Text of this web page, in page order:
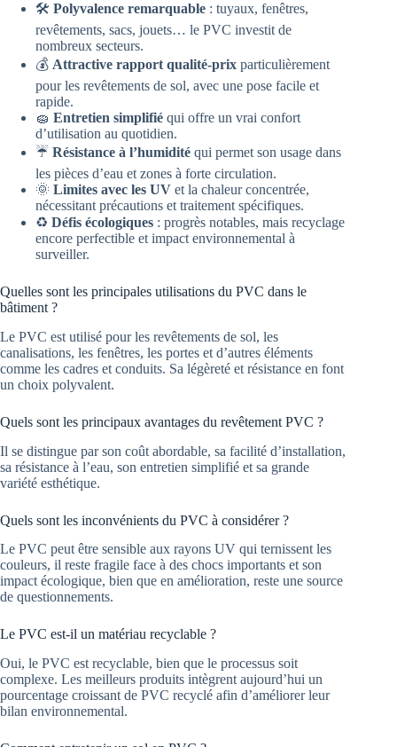
🛠️ Polyvalence remarquable : tuyaux, fenêtres,
revêtements, sacs, jouets… le PVC investit de
nombreux secteurs.
💰 Attractive rapport qualité-prix particulièrement
pour les revêtements de sol, avec une pose facile et
rapide.
🧽 Entretien simplifié qui offre un vrai confort
d’utilisation au quotidien.
☔ Résistance à l’humidité qui permet son usage dans
les pièces d’eau et zones à forte circulation.
🌞 Limites avec les UV et la chaleur concentrée,
nécessitant précautions et traitement spécifiques.
♻️ Défis écologiques : progrès notables, mais recyclage
encore perfectible et impact environnemental à
surveiller.
Quelles sont les principales utilisations du PVC dans le
bâtiment ?
Le PVC est utilisé pour les revêtements de sol, les
canalisations, les fenêtres, les portes et d’autres éléments
comme les cadres et conduits. Sa légèreté et résistance en font
un choix polyvalent.
Quels sont les principaux avantages du revêtement PVC ?
Il se distingue par son coût abordable, sa facilité d’installation,
sa résistance à l’eau, son entretien simplifié et sa grande
variété esthétique.
Quels sont les inconvénients du PVC à considérer ?
Le PVC peut être sensible aux rayons UV qui ternissent les
couleurs, il reste fragile face à des chocs importants et son
impact écologique, bien que en amélioration, reste une source
de questionnements.
Le PVC est-il un matériau recyclable ?
Oui, le PVC est recyclable, bien que le processus soit
complexe. Les meilleurs produits intègrent aujourd’hui un
pourcentage croissant de PVC recyclé afin d’améliorer leur
bilan environnemental.